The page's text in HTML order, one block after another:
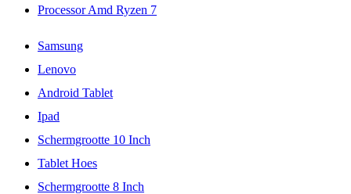
Processor Amd Ryzen 7
Samsung
Lenovo
Android Tablet
Ipad
Schermgrootte 10 Inch
Tablet Hoes
Schermgrootte 8 Inch